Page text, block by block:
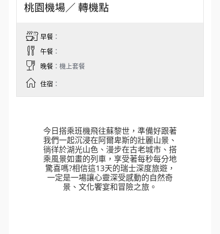
桃園機場／ 轉機點
早餐：
午餐：
晚餐：機上套餐
住宿：
今日搭乘班機飛往蘇黎世，準備好跟著
我們一起沉浸在阿爾卑斯的壯麗山景、
徜徉於湖光山色、漫步在古老城市、搭
乘風景如畫的列車，享受著每秒每分地
驚喜嗎?相信這13天的瑞士深度旅遊，
一定是一場讓心靈深受感動的自然奇
景、文化饗宴和冒險之旅。